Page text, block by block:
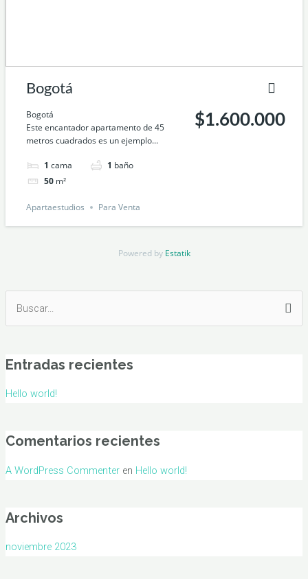
Bogotá
Bogotá
Este encantador apartamento de 45
metros cuadrados es un ejemplo...
1 cama 1 baño
50 m²
$1.600.000
Apartaestudios Para Venta
Powered by Estatik
Buscar
por:
Entradas recientes
Hello world!
Comentarios recientes
A WordPress Commenteren Hello world!
Archivos
noviembre 2023